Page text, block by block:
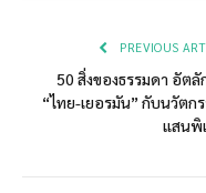
PREVIOUS
50 สิ่งของธรรมดา อัต
“ไทย-เยอรมัน” กับนวัตก
แสนพิ